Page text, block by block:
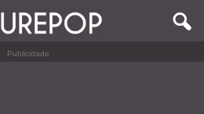
Publicidade